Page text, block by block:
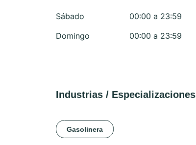
Sábado
00:00 a 23:59
Domingo
00:00 a 23:59
Industrias / Especializaciones
Gasolinera